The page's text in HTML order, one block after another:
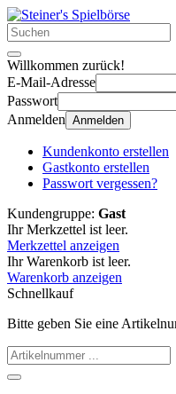
Willkommen zurück!
E-Mail-Adresse
Passwort
Anmelden Anmelden
Kundenkonto erstellen
Gastkonto erstellen
Passwort vergessen?
Kundengruppe: Gast
Ihr Merkzettel ist leer.
Merkzettel anzeigen
Ihr Warenkorb ist leer.
Warenkorb anzeigen
Schnellkauf
Bitte geben Sie eine